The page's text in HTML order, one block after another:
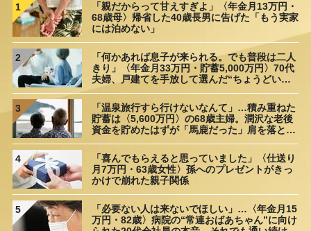
1
「親だからって甘えすぎよ」〈年金月13万円・
68歳母〉帰省した40歳長男に告げた「もう実家
には泊めない」
2
「何かあれば息子が来られる。でも普段は二人
きり」〈年金月33万円・貯蓄5,000万円〉70代
夫婦、戸建てを手放して選んだ“ちょうどいい
3
「温泉旅行すら行けないなんて」…積み重ねた
貯蓄は〈5,600万円〉の68歳主婦。潤沢な老後
資金を貯めたはずが「馬鹿だった」肩を落とす
4
「喜んでもらえると思っていました」〈仕送り
月7万円・63歳女性〉孫へのプレゼントがきっ
かけで崩れた親子関係
5
「必要ない人は来ないでほしい」…〈年金月15
万円・82歳〉病院の“常連おばあちゃん”に向け